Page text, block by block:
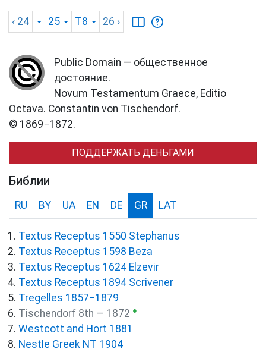
‹ 24 25 T8 26 ›
Public Domain — общественное
достояние.
Novum Testamentum Graece, Editio
Octava. Constantin von Tischendorf.
© 1869−1872.
ПОДДЕРЖАТЬ ДЕНЬГАМИ
Библии
RU BY UA EN DE GR LAT
Textus Receptus 1550 Stephanus
Textus Receptus 1598 Beza
Textus Receptus 1624 Elzevir
Textus Receptus 1894 Scrivener
Tregelles 1857−1879
Tischendorf 8th — 1872 ●
Westcott and Hort 1881
Nestle Greek NT 1904